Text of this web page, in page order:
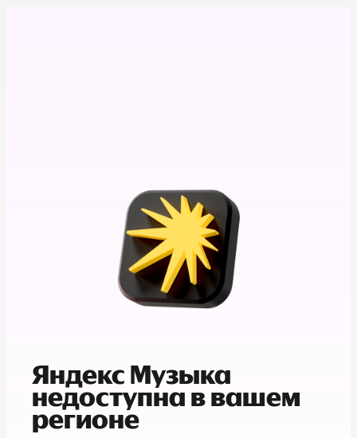
Яндекс Музыка
недоступна в вашем
регионе